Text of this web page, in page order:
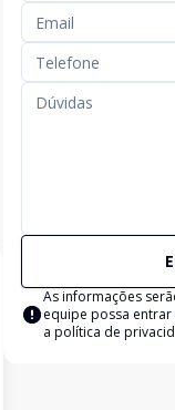
As informações
equipe possa
a política de